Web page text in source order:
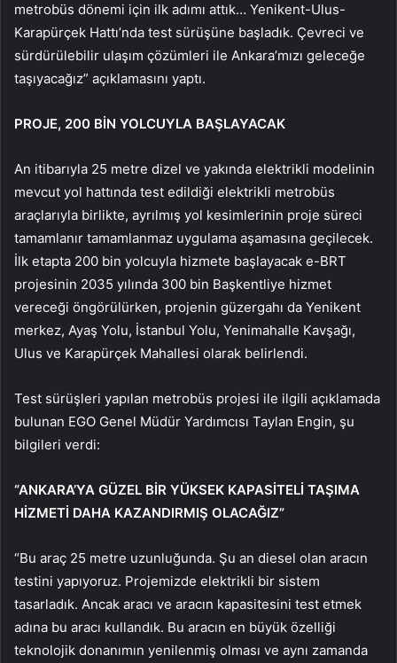
metrobüs dönemi için ilk adımı attık… Yenikent-Ulus-
Karapürçek Hattı’nda test sürüşüne başladık. Çevreci ve
sürdürülebilir ulaşım çözümleri ile Ankara’mızı geleceğe
taşıyacağız” açıklamasını yaptı.
PROJE, 200 BİN YOLCUYLA BAŞLAYACAK
An itibarıyla 25 metre dizel ve yakında elektrikli modelinin
mevcut yol hattında test edildiği elektrikli metrobüs
araçlarıyla birlikte, ayrılmış yol kesimlerinin proje süreci
tamamlanır tamamlanmaz uygulama aşamasına geçilecek.
İlk etapta 200 bin yolcuyla hizmete başlayacak e-BRT
projesinin 2035 yılında 300 bin Başkentliye hizmet
vereceği öngörülürken, projenin güzergahı da Yenikent
merkez, Ayaş Yolu, İstanbul Yolu, Yenimahalle Kavşağı,
Ulus ve Karapürçek Mahallesi olarak belirlendi.
Test sürüşleri yapılan metrobüs projesi ile ilgili açıklamada
bulunan EGO Genel Müdür Yardımcısı Taylan Engin, şu
bilgileri verdi:
“ANKARA’YA GÜZEL BİR YÜKSEK KAPASİTELİ TAŞIMA
HİZMETİ DAHA KAZANDIRMIŞ OLACAĞIZ”
“Bu araç 25 metre uzunluğunda. Şu an diesel olan aracın
testini yapıyoruz. Projemizde elektrikli bir sistem
tasarladık. Ancak aracı ve aracın kapasitesini test etmek
adına bu aracı kullandık. Bu aracın en büyük özelliği
teknolojik donanımın yenilenmiş olması ve aynı zamanda